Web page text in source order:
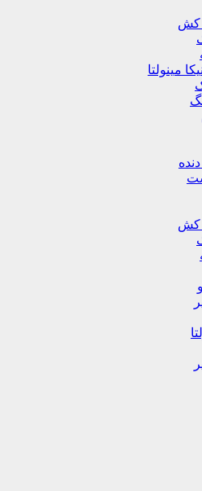
کش
مینولتا
کش